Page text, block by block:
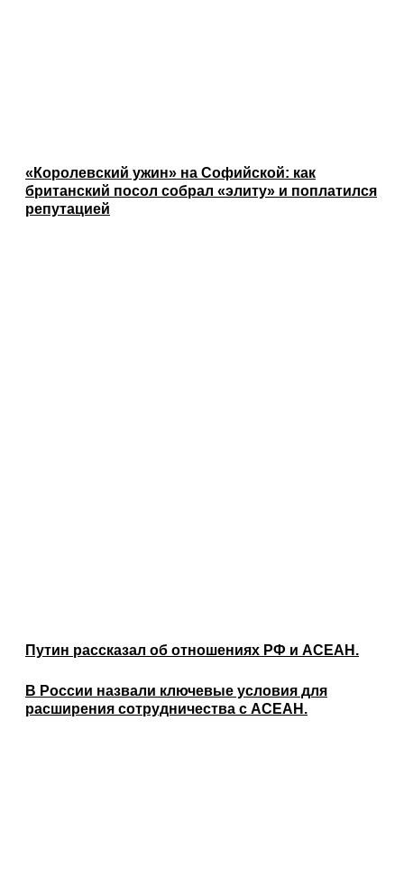
«Королевский ужин» на Софийской: как
британский посол собрал «элиту» и поплатился
репутацией
Путин рассказал об отношениях РФ и АСЕАН.
В России назвали ключевые условия для
расширения сотрудничества с АСЕАН.